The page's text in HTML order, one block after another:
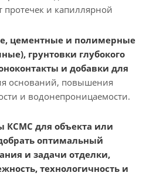
протечек и капиллярной
цементные и полимерные
грунтовки глубокого
и добавки для
оснований, повышения
и водонепроницаемости.
КСМС для объекта или
оптимальный
и задачи отделки,
технологичность и